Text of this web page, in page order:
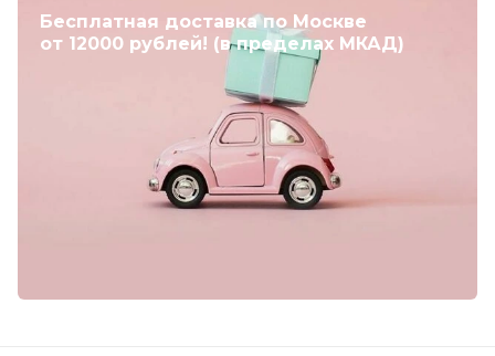
Бесплатная доставка по Москве
от 12000 рублей! (в пределах МКАД)